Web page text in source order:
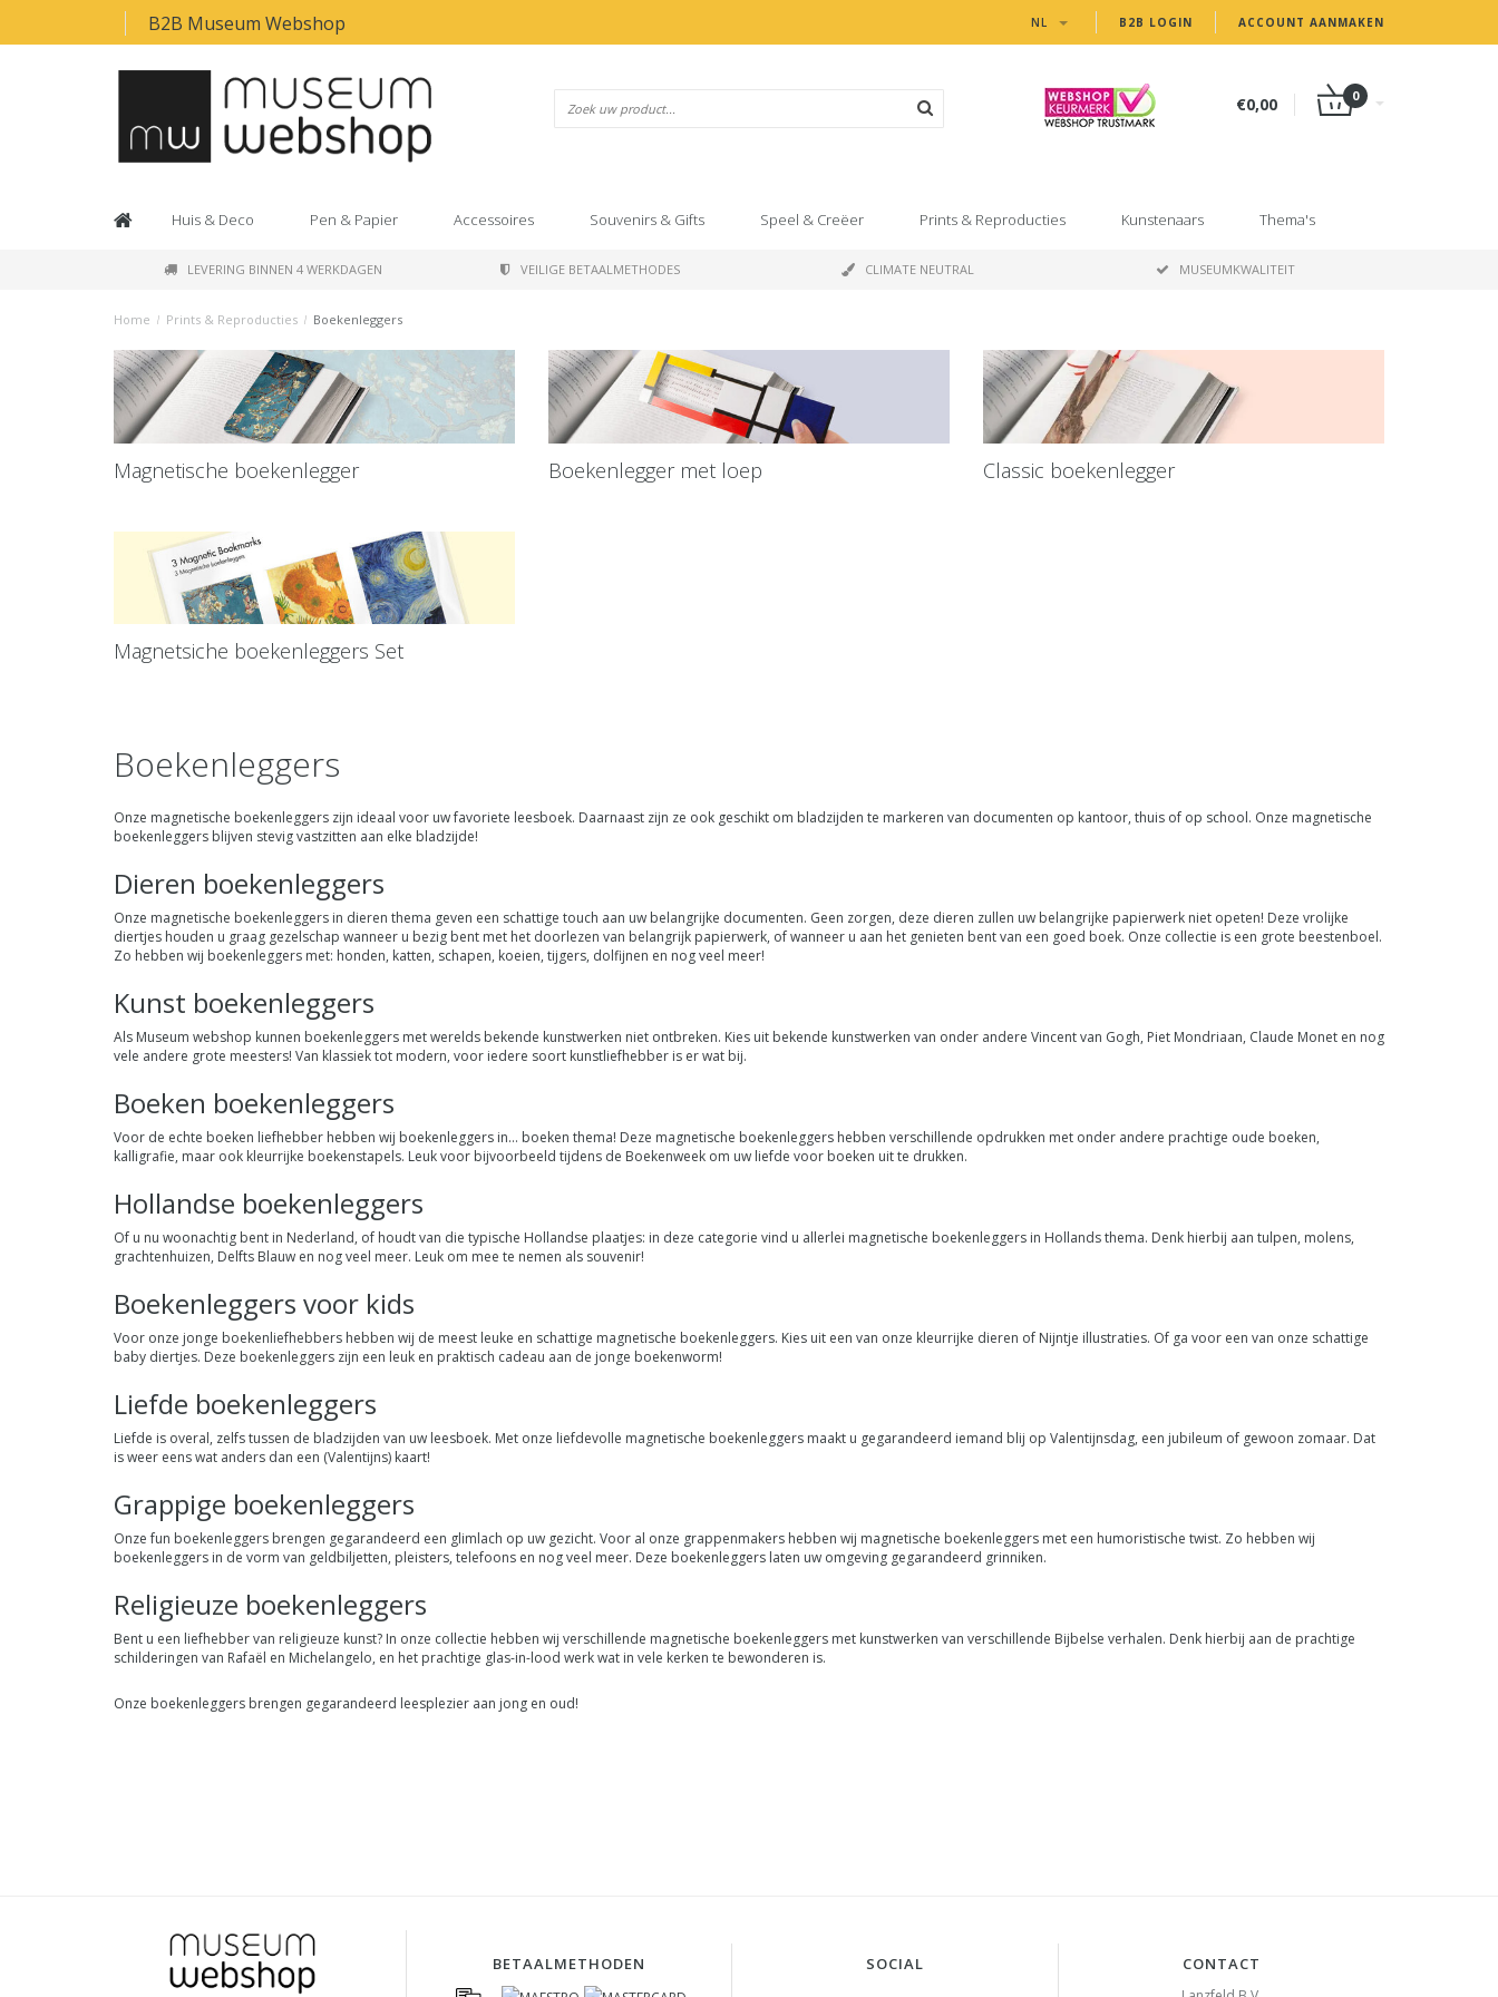
B2B Museum Webshop B2B LOGIN ACCOUNT AANMAKEN
NL
€0,00 0
Huis & Deco Pen & Papier Accessoires Souvenirs & Gifts Speel & Creëer Prints & Reproducties Kunstenaars Thema's
LEVERING BINNEN 4 WERKDAGEN VEILIGE BETAALMETHODES CLIMATE NEUTRAL MUSEUMKWALITEIT
Home / Prints & Reproducties / Boekenleggers
Magnetische boekenlegger Boekenlegger met loep Classic boekenlegger
Magnetsiche boekenleggers Set
Boekenleggers
Onze magnetische boekenleggers zijn ideaal voor uw favoriete leesboek. Daarnaast zijn ze ook geschikt om bladzijden te markeren van documenten op kantoor, thuis of op school. Onze magnetische
boekenleggers blijven stevig vastzitten aan elke bladzijde!
Dieren boekenleggers
Onze magnetische boekenleggers in dieren thema geven een schattige touch aan uw belangrijke documenten. Geen zorgen, deze dieren zullen uw belangrijke papierwerk niet opeten! Deze vrolijke
diertjes houden u graag gezelschap wanneer u bezig bent met het doorlezen van belangrijk papierwerk, of wanneer u aan het genieten bent van een goed boek. Onze collectie is een grote beestenboel.
Zo hebben wij boekenleggers met: honden, katten, schapen, koeien, tijgers, dolfijnen en nog veel meer!
Kunst boekenleggers
Als Museum webshop kunnen boekenleggers met werelds bekende kunstwerken niet ontbreken. Kies uit bekende kunstwerken van onder andere Vincent van Gogh, Piet Mondriaan, Claude Monet en nog
vele andere grote meesters! Van klassiek tot modern, voor iedere soort kunstliefhebber is er wat bij.
Boeken boekenleggers
Voor de echte boeken liefhebber hebben wij boekenleggers in… boeken thema! Deze magnetische boekenleggers hebben verschillende opdrukken met onder andere prachtige oude boeken,
kalligrafie, maar ook kleurrijke boekenstapels. Leuk voor bijvoorbeeld tijdens de Boekenweek om uw liefde voor boeken uit te drukken.
Hollandse boekenleggers
Of u nu woonachtig bent in Nederland, of houdt van die typische Hollandse plaatjes: in deze categorie vind u allerlei magnetische boekenleggers in Hollands thema. Denk hierbij aan tulpen, molens,
grachtenhuizen, Delfts Blauw en nog veel meer. Leuk om mee te nemen als souvenir!
Boekenleggers voor kids
Voor onze jonge boekenliefhebbers hebben wij de meest leuke en schattige magnetische boekenleggers. Kies uit een van onze kleurrijke dieren of Nijntje illustraties. Of ga voor een van onze schattige
baby diertjes. Deze boekenleggers zijn een leuk en praktisch cadeau aan de jonge boekenworm!
Liefde boekenleggers
Liefde is overal, zelfs tussen de bladzijden van uw leesboek. Met onze liefdevolle magnetische boekenleggers maakt u gegarandeerd iemand blij op Valentijnsdag, een jubileum of gewoon zomaar. Dat
is weer eens wat anders dan een (Valentijns) kaart!
Grappige boekenleggers
Onze fun boekenleggers brengen gegarandeerd een glimlach op uw gezicht. Voor al onze grappenmakers hebben wij magnetische boekenleggers met een humoristische twist. Zo hebben wij
boekenleggers in de vorm van geldbiljetten, pleisters, telefoons en nog veel meer. Deze boekenleggers laten uw omgeving gegarandeerd grinniken.
Religieuze boekenleggers
Bent u een liefhebber van religieuze kunst? In onze collectie hebben wij verschillende magnetische boekenleggers met kunstwerken van verschillende Bijbelse verhalen. Denk hierbij aan de prachtige
schilderingen van Rafaël en Michelangelo, en het prachtige glas-in-lood werk wat in vele kerken te bewonderen is.
Onze boekenleggers brengen gegarandeerd leesplezier aan jong en oud!
BETAALMETHODEN SOCIAL CONTACT